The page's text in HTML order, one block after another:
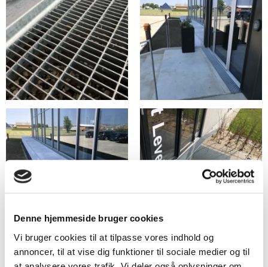
Denne hjemmeside bruger cookies
Vi bruger cookies til at tilpasse vores indhold og
annoncer, til at vise dig funktioner til sociale medier og til